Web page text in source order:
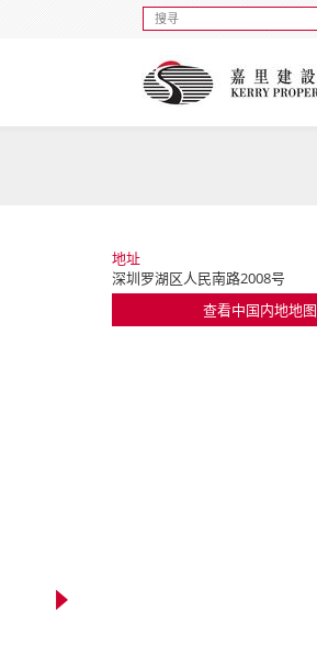
地址
深圳罗湖区人民南路2008号
查看中国内地地图